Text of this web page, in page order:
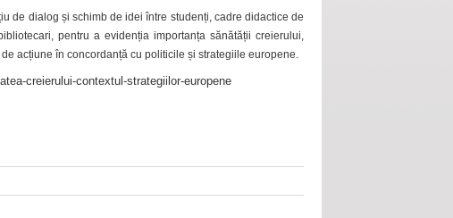
de dialog și schimb de idei între studenți, cadre didactice de
pentru a evidenția importanța sănătății creierului,
acțiune în concordanță cu politicile și strategiile europene.
creierului-contextul-strategiilor-europene